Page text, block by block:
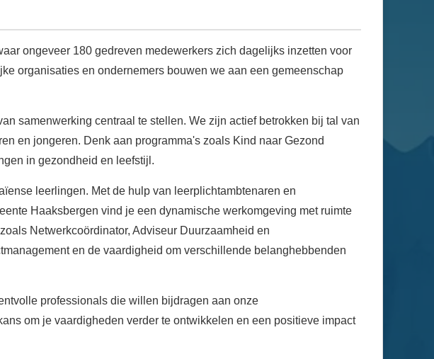
ongeveer 180 gedreven medewerkers zich dagelijks inzetten voor
organisaties en ondernemers bouwen we aan een gemeenschap
samenwerking centraal te stellen. We zijn actief betrokken bij tal van
en jongeren. Denk aan programma's zoals Kind naar Gezond
in gezondheid en leefstijl.
leerlingen. Met de hulp van leerplichtambtenaren en
Haaksbergen vind je een dynamische werkomgeving met ruimte
Netwerkcoördinator, Adviseur Duurzaamheid en
en de vaardigheid om verschillende belanghebbenden
professionals die willen bijdragen aan onze
om je vaardigheden verder te ontwikkelen en een positieve impact